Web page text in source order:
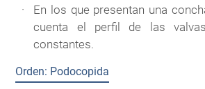
En los que presentan una
cuenta el perfil de las
constantes.
Orden: Podocopida